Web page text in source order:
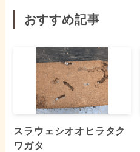
おすすめ記事
スラウェシオオヒラタク
ワガタ